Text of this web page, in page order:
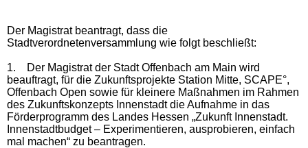
Der Magistrat beantragt, dass die
Stadtverordnetenversammlung wie folgt beschließt:
1.
Der Magistrat der Stadt Offenbach am Main wird
beauftragt, für die Zukunftsprojekte Station Mitte, SCAPE°,
Offenbach Open sowie für kleinere Maßnahmen im Rahmen
des Zukunftskonzepts Innenstadt die Aufnahme in das
Förderprogramm des Landes Hessen „Zukunft Innenstadt.
Innenstadtbudget – Experimentieren, ausprobieren, einfach
mal machen“ zu beantragen.